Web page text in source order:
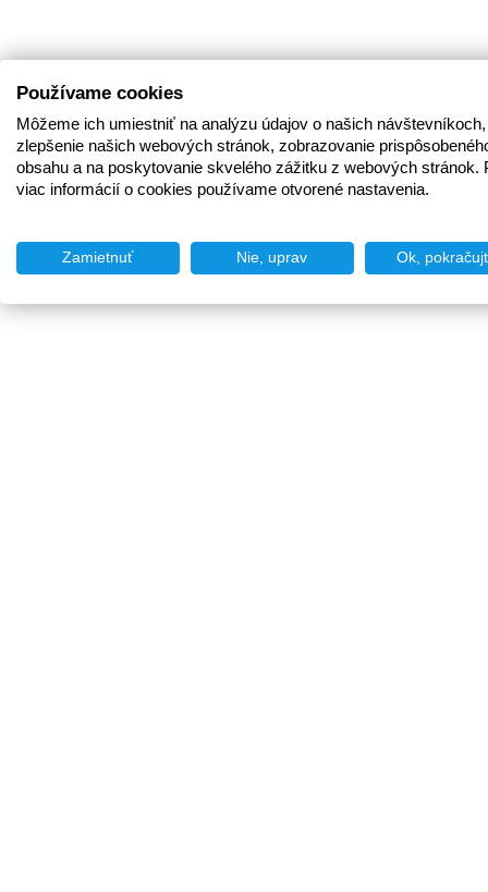
Používame cookies
Môžeme ich umiestniť na analýzu údajov o našich
zlepšenie našich webových stránok, zobrazovanie
obsahu a na poskytovanie skvelého zážitku z webových stránok.
viac informácií o cookies používame otvorené nastavenia.
Zamietnuť Nie, uprav Ok,